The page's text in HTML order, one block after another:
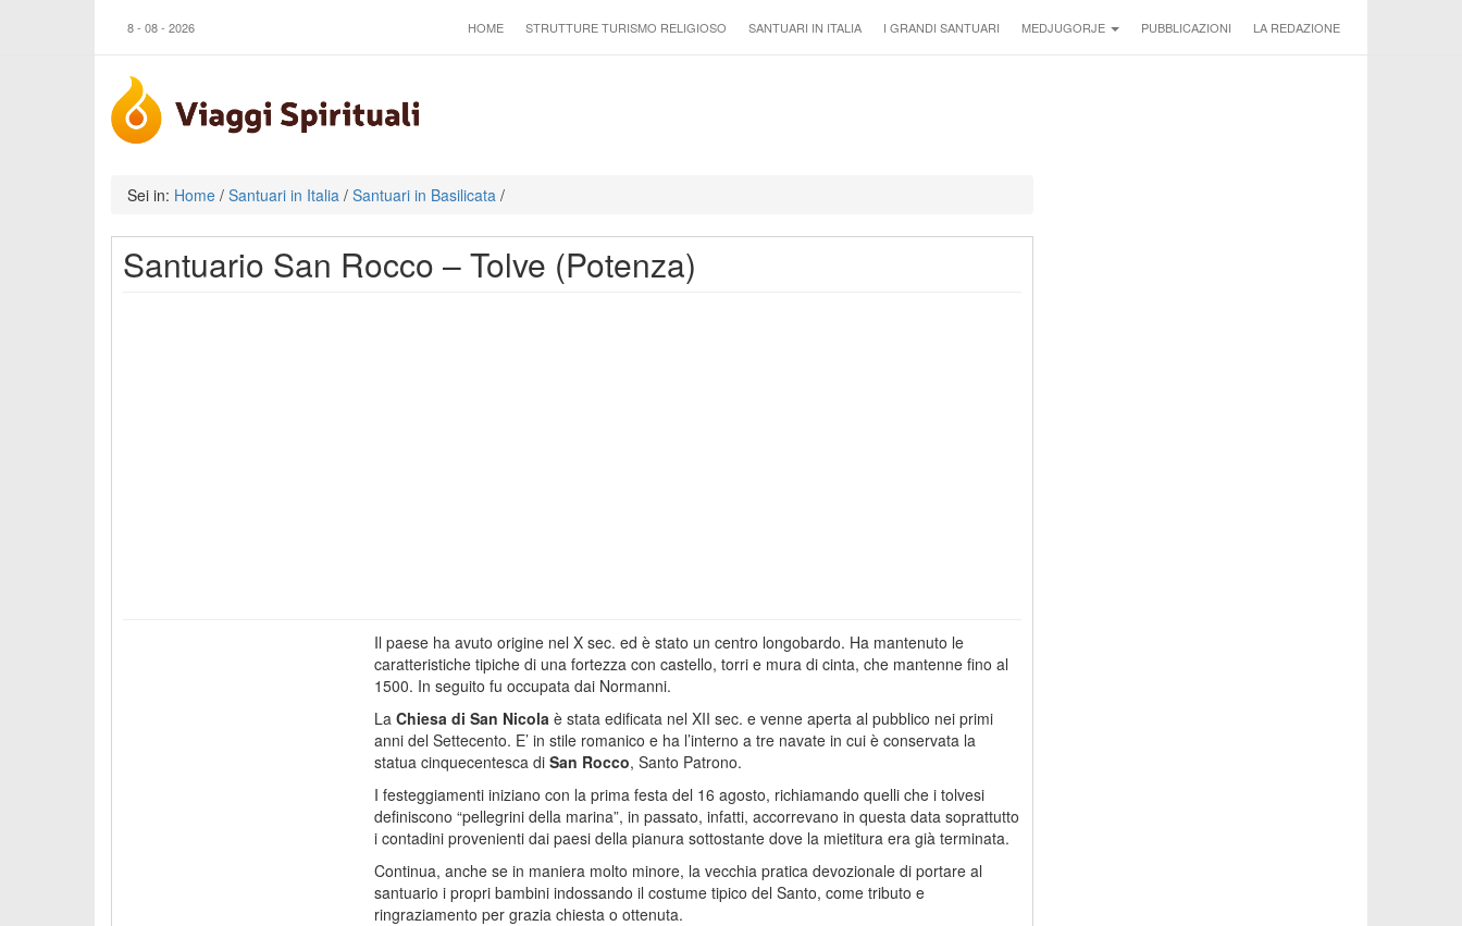
8 - 08 - 2026 HOME STRUTTURE TURISMO RELIGIOSO SANTUARI IN ITALIA I GRANDI SANTUARI MEDJUGORJE PUBBLICAZIONI LA REDAZIONE
Sei in: Home / Santuari in Italia / Santuari in Basilicata /
Santuario San Rocco – Tolve (Potenza)
Il paese ha avuto origine nel X sec. ed è stato un centro longobardo. Ha mantenuto le
caratteristiche tipiche di una fortezza con castello, torri e mura di cinta, che mantenne fino al
1500. In seguito fu occupata dai Normanni.
La Chiesa di San Nicola è stata edificata nel XII sec. e venne aperta al pubblico nei primi
anni del Settecento. E’ in stile romanico e ha l’interno a tre navate in cui è conservata la
statua cinquecentesca di San Rocco, Santo Patrono.
I festeggiamenti iniziano con la prima festa del 16 agosto, richiamando quelli che i tolvesi
definiscono “pellegrini della marina”, in passato, infatti, accorrevano in questa data soprattutto
i contadini provenienti dai paesi della pianura sottostante dove la mietitura era già terminata.
Continua, anche se in maniera molto minore, la vecchia pratica devozionale di portare al
santuario i propri bambini indossando il costume tipico del Santo, come tributo e
ringraziamento per grazia chiesta o ottenuta.